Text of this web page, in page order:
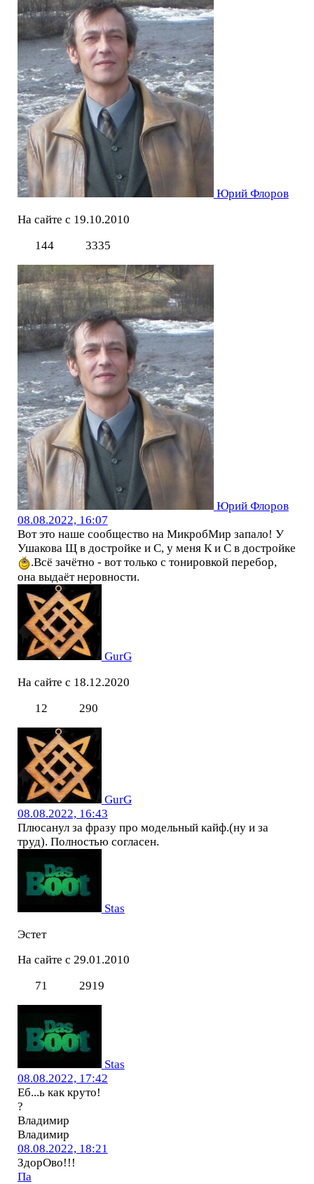
Юрий Флоров
На сайте с 19.10.2010
144
3335
Юрий Флоров
08.08.2022, 16:07
Вот это наше сообщество на МикробМир запало! У
Ушакова Щ в достройке и С, у меня К и С в достройке
.Всё зачётно - вот только с тонировкой перебор,
она выдаёт неровности.
GurG
На сайте с 18.12.2020
12
290
GurG
08.08.2022, 16:43
Плюсанул за фразу про модельный кайф.(ну и за
труд). Полностью согласен.
Stas
Эстет
На сайте с 29.01.2010
71
2919
Stas
08.08.2022, 17:42
Еб...ь как круто!
?
Владимир
Владимир
08.08.2022, 18:21
ЗдорОво!!!
Па